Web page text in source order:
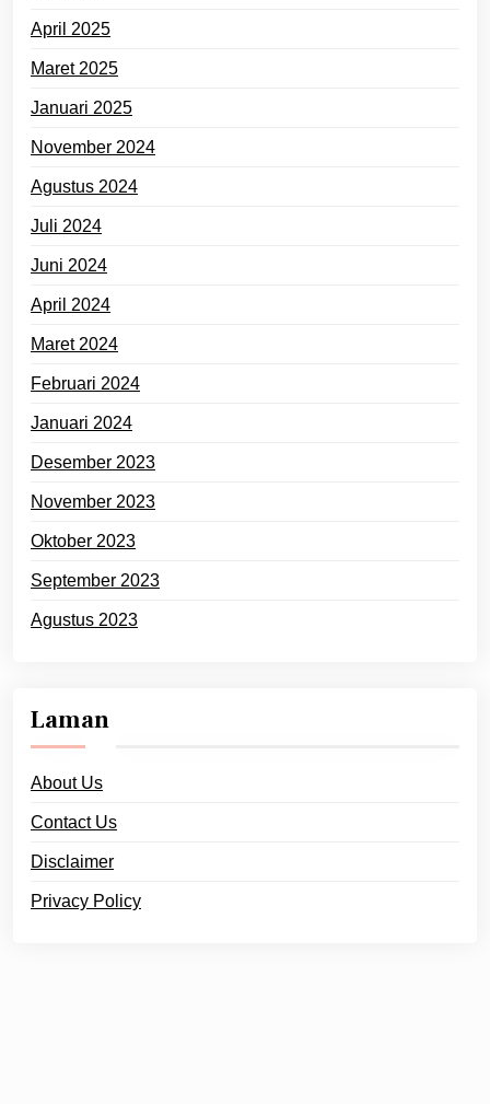
April 2025
Maret 2025
Januari 2025
November 2024
Agustus 2024
Juli 2024
Juni 2024
April 2024
Maret 2024
Februari 2024
Januari 2024
Desember 2023
November 2023
Oktober 2023
September 2023
Agustus 2023
Laman
About Us
Contact Us
Disclaimer
Privacy Policy